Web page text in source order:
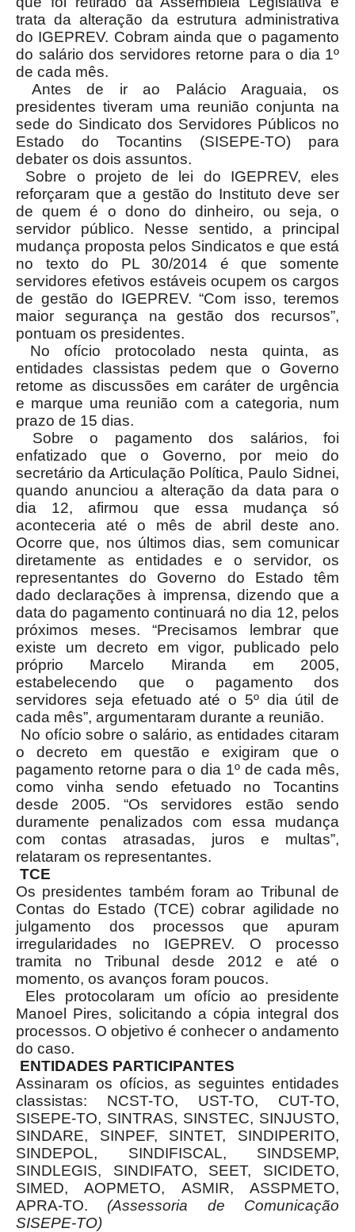
trata da alteração da estrutura administrativa
do IGEPREV. Cobram ainda que o pagamento
do salário dos servidores retorne para o dia 1º
de cada mês.
Antes de ir ao Palácio Araguaia, os
presidentes tiveram uma reunião conjunta na
sede do Sindicato dos Servidores Públicos no
Estado do Tocantins (SISEPE-TO) para
debater os dois assuntos.
Sobre o projeto de lei do IGEPREV, eles
reforçaram que a gestão do Instituto deve ser
de quem é o dono do dinheiro, ou seja, o
servidor público. Nesse sentido, a principal
mudança proposta pelos Sindicatos e que está
no texto do PL 30/2014 é que somente
servidores efetivos estáveis ocupem os cargos
de gestão do IGEPREV. “Com isso, teremos
maior segurança na gestão dos recursos”,
pontuam os presidentes.
No ofício protocolado nesta quinta, as
entidades classistas pedem que o Governo
retome as discussões em caráter de urgência
e marque uma reunião com a categoria, num
prazo de 15 dias.
Sobre o pagamento dos salários, foi
enfatizado que o Governo, por meio do
secretário da Articulação Política, Paulo Sidnei,
quando anunciou a alteração da data para o
dia 12, afirmou que essa mudança só
aconteceria até o mês de abril deste ano.
Ocorre que, nos últimos dias, sem comunicar
diretamente as entidades e o servidor, os
representantes do Governo do Estado têm
dado declarações à imprensa, dizendo que a
data do pagamento continuará no dia 12, pelos
próximos meses. “Precisamos lembrar que
existe um decreto em vigor, publicado pelo
próprio Marcelo Miranda em 2005,
estabelecendo que o pagamento dos
servidores seja efetuado até o 5º dia útil de
cada mês”, argumentaram durante a reunião.
No ofício sobre o salário, as entidades citaram
o decreto em questão e exigiram que o
pagamento retorne para o dia 1º de cada mês,
como vinha sendo efetuado no Tocantins
desde 2005. “Os servidores estão sendo
duramente penalizados com essa mudança
com contas atrasadas, juros e multas”,
relataram os representantes.
TCE
Os presidentes também foram ao Tribunal de
Contas do Estado (TCE) cobrar agilidade no
julgamento dos processos que apuram
irregularidades no IGEPREV. O processo
tramita no Tribunal desde 2012 e até o
momento, os avanços foram poucos.
Eles protocolaram um ofício ao presidente
Manoel Pires, solicitando a cópia integral dos
processos. O objetivo é conhecer o andamento
do caso.
ENTIDADES PARTICIPANTES
Assinaram os ofícios, as seguintes entidades
classistas: NCST-TO, UST-TO, CUT-TO,
SISEPE-TO, SINTRAS, SINSTEC, SINJUSTO,
SINDARE, SINPEF, SINTET, SINDIPERITO,
SINDEPOL, SINDIFISCAL, SINDSEMP,
SINDLEGIS, SINDIFATO, SEET, SICIDETO,
SIMED, AOPMETO, ASMIR, ASSPMETO,
APRA-TO. (Assessoria de Comunicação
SISEPE-TO)